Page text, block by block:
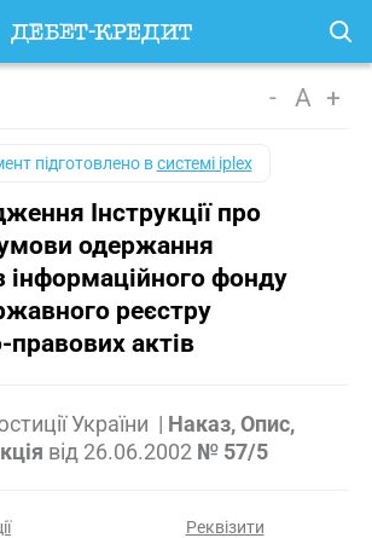
- A +
підготовлено всистемі iplex
Інструкції про
одержання
інформаційного фонду
реєстру
актів
України | Наказ, Опис,
від 26.06.2002 № 57/5
Реквізити